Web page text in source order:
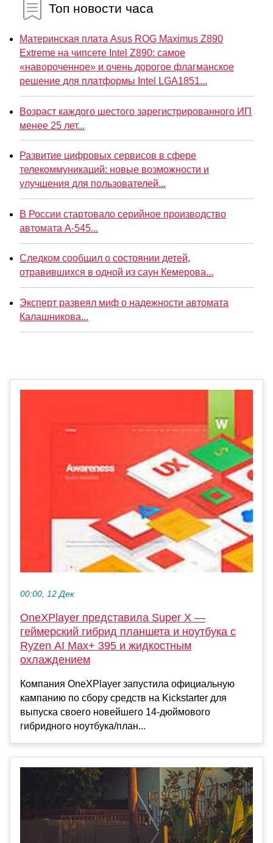
Топ новости часа
Материнская плата Asus ROG Maximus Z890
Extreme на чипсете Intel Z890: самое
«навороченное» и очень дорогое флагманское
решение для платформы Intel LGA1851...
Возраст каждого шестого зарегистрированного ИП
менее 25 лет...
Развитие цифровых сервисов в сфере
телекоммуникаций: новые возможности и
улучшения для пользователей...
В России стартовало серийное производство
автомата А-545...
Следком сообщил о состоянии детей,
отравившихся в одной из саун Кемерова...
Эксперт развеял миф о надежности автомата
Калашникова...
00:00, 12 Дек
OneXPlayer представила Super X —
геймерский гибрид планшета и ноутбука с
Ryzen AI Max+ 395 и жидкостным
охлаждением
Компания OneXPlayer запустила официальную
кампанию по сбору средств на Kickstarter для
выпуска своего новейшего 14-дюймового
гибридного ноутбука/план...